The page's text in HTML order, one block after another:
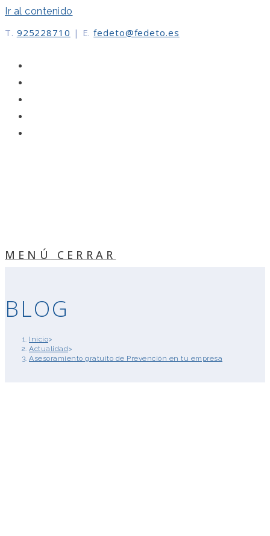
Ir al contenido
T. 925228710 | E. fedeto@fedeto.es
MENÚ CERRAR
BLOG
Inicio>
Actualidad>
Asesoramiento gratuito de Prevención en tu empresa